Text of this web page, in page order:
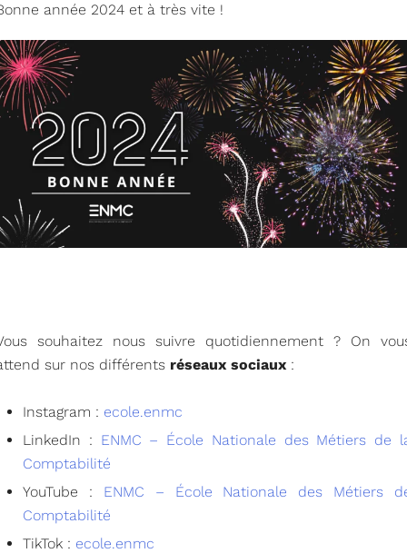
année 2024 et à très vite !
souhaitez nous suivre quotidiennement ? On
sur nos différents réseaux sociaux :
Instagram : ecole.enmc
LinkedIn : ENMC – École Nationale des Métiers de
Comptabilité
YouTube : ENMC – École Nationale des Métiers
Comptabilité
TikTok : ecole.enmc